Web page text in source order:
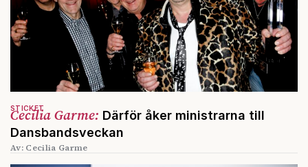
Cecilia Garme: Därför åker ministrarna till
Dansbandsveckan
STICKET
Av: Cecilia Garme